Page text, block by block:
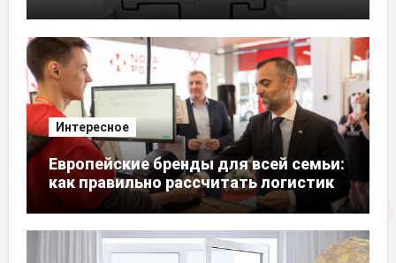
Интересное
Европейские бренды для всей семьи:
как правильно рассчитать логистику
из ЕС